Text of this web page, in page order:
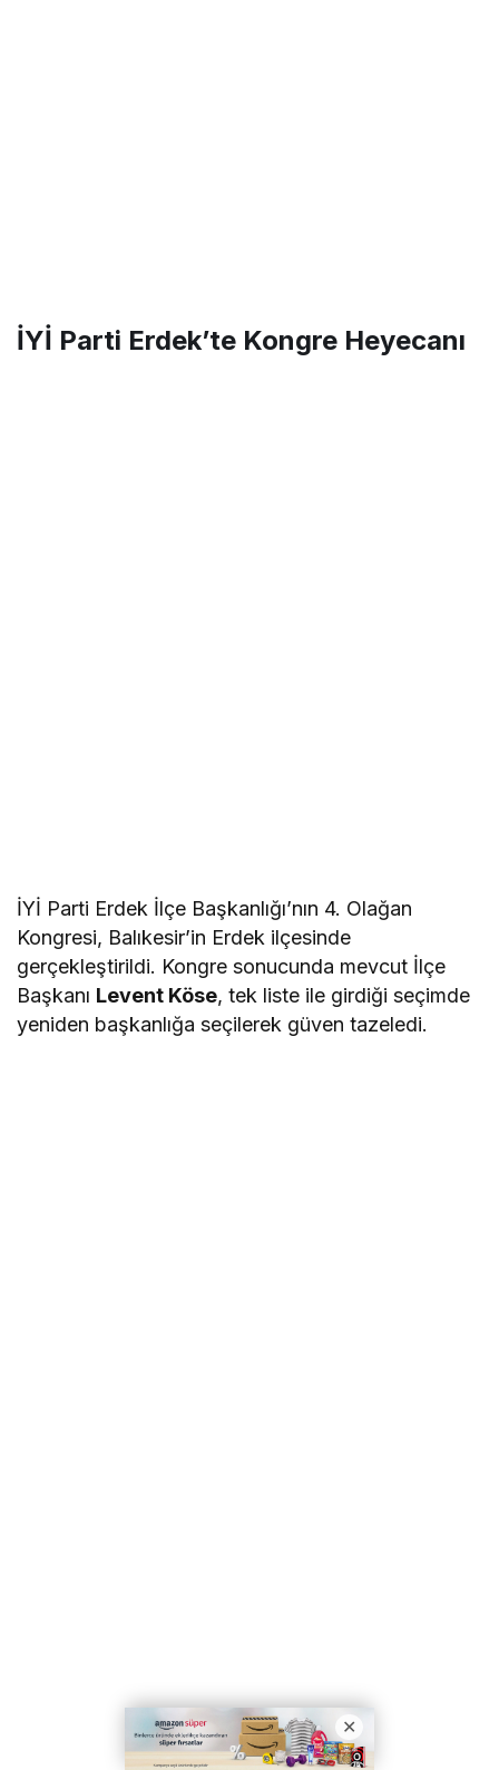
İYİ Parti Erdek’te Kongre Heyecanı
İYİ Parti Erdek İlçe Başkanlığı’nın 4. Olağan
Kongresi, Balıkesir’in Erdek ilçesinde
gerçekleştirildi. Kongre sonucunda mevcut İlçe
Başkanı Levent Köse, tek liste ile girdiği seçimde
yeniden başkanlığa seçilerek güven tazeledi.